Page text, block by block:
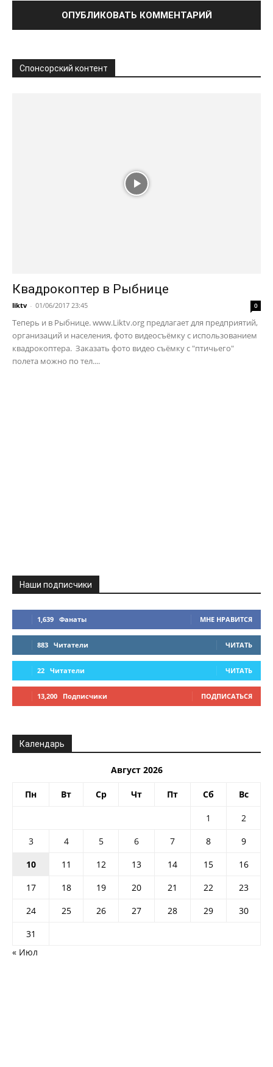
Спонсорский контент
Квадрокоптер в Рыбнице
liktv - 01/06/2017 23:45 0
Теперь и в Рыбнице. www.Liktv.org предлагает для предприятий,
организаций и населения, фото видеосъёмку с использованием
квадрокоптера. Заказать фото видео съёмку с "птичьего"
полета можно по тел....
Наши подписчики
1,639 Фанаты МНЕ НРАВИТСЯ
883 Читатели ЧИТАТЬ
22 Читатели ЧИТАТЬ
13,200 Подписчики ПОДПИСАТЬСЯ
Календарь
Август 2026
Пн Вт Ср Чт Пт Сб Вс
1
2
3
4 5 6 7 8
9
10
11 12 13 14 15
16
17
18 19 20 21 22
23
24
25 26 27 28 29
30
31
« Июл